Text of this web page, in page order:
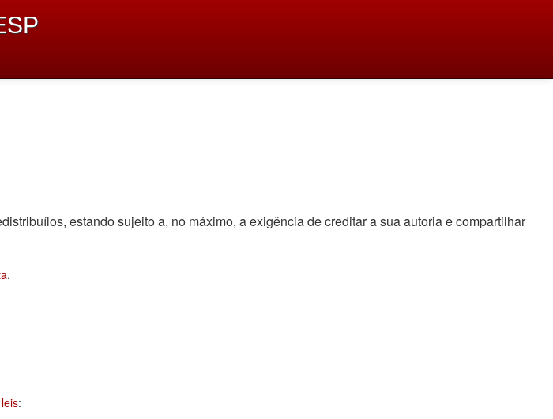
estando sujeito a, no máximo, a exigência de creditar a sua autoria e compartilhar
.
leis: